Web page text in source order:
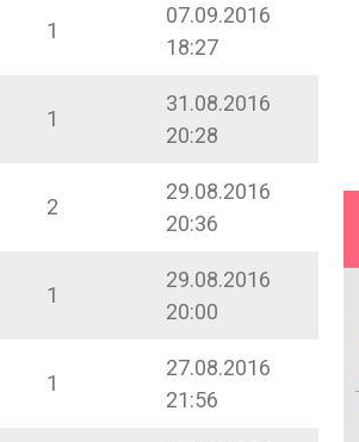
1
07.09.2016
18:27
1
31.08.2016
20:28
2
29.08.2016
20:36
1
29.08.2016
20:00
1
27.08.2016
21:56